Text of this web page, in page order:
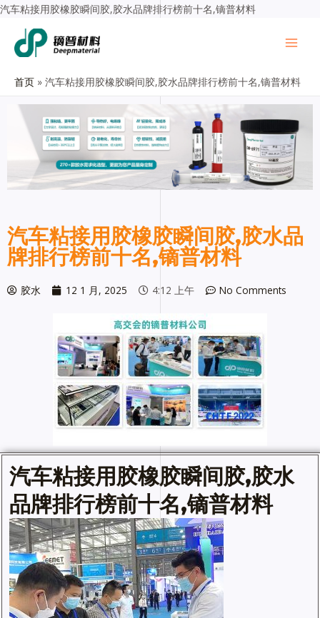
汽车粘接用胶橡胶瞬间胶,胶水品牌排行榜前十名,镝普材料
首页 汽车粘接用胶橡胶瞬间胶,胶水品牌排行榜前十名,镝普材料
汽车粘接用胶橡胶瞬间胶,胶水品
牌排行榜前十名,镝普材料
胶水 12 1 月, 2025 4:12 上午 No Comments
汽车粘接用胶橡胶瞬间胶,胶水
品牌排行榜前十名,镝普材料